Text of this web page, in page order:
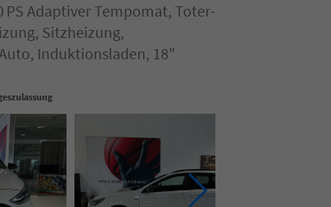
PS Adaptiver Tempomat, Toter-
Sitzheizung,
Induktionsladen, 18"